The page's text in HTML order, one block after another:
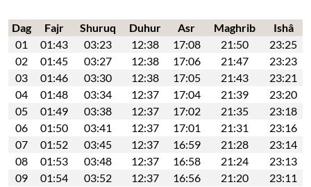
Dag Fajr Shuruq Duhur Asr Maghrib
Ishâ
01
01:43 03:23 12:38 17:08 21:50
23:25
02
01:45 03:27 12:38 17:06 21:47
23:23
03
01:46 03:30 12:38 17:05 21:43
23:21
04
01:48 03:34 12:37 17:04 21:39
23:20
05
01:49 03:38 12:37 17:02 21:35
23:18
06
01:50 03:41 12:37 17:01 21:31
23:16
07
01:52 03:45 12:37 16:59 21:28
23:14
08
01:53 03:48 12:37 16:58 21:24
23:13
09
01:54 03:52 12:37 16:56 21:20
23:11